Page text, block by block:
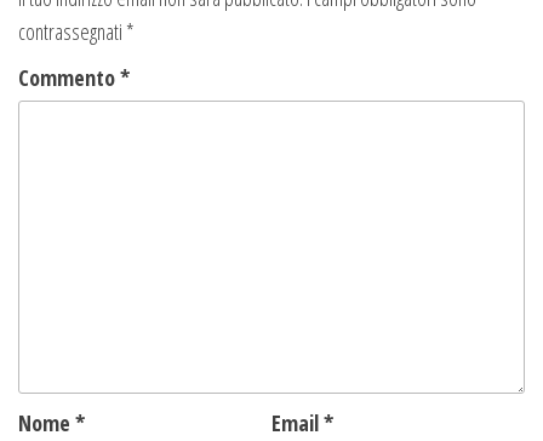
contrassegnati *
Commento*
Nome * Email*